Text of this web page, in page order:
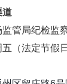
管局纪检监
（法定节假